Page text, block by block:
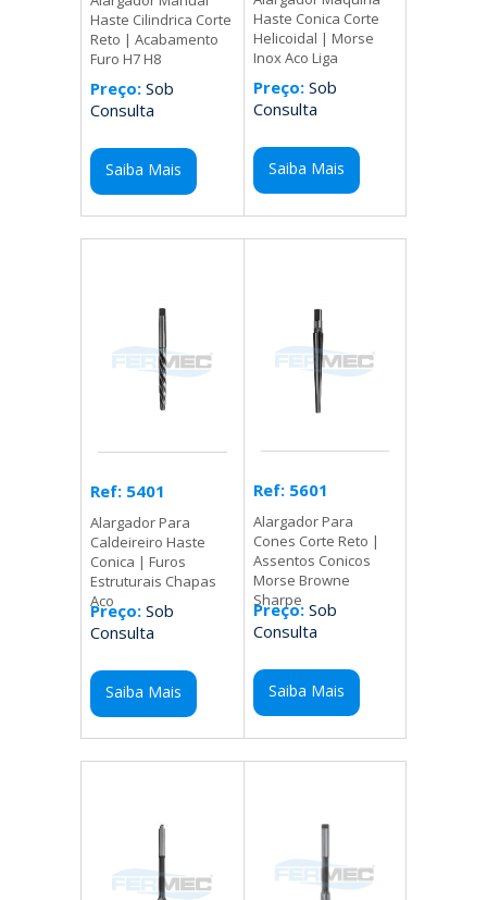
Haste Cilindrica Corte
Reto | Acabamento
Furo H7 H8
Preço: Sob
Consulta
Saiba Mais
Haste Conica Corte
Helicoidal | Morse
Inox Aco Liga
Preço:Sob
Consulta
Saiba Mais
Ref: 5401
Alargador Para
Caldeireiro Haste
Conica | Furos
Estruturais Chapas
Aco
Preço: Sob
Consulta
Saiba Mais
Ref: 5601
Alargador Para
Cones Corte Reto |
Assentos Conicos
Morse Browne
Sharpe
Preço:Sob
Consulta
Saiba Mais